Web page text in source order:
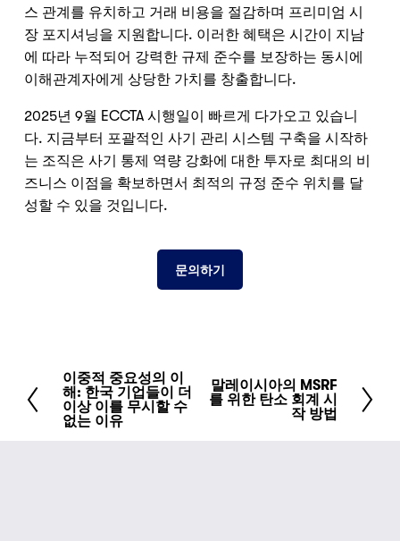
스 관계를 유치하고 거래 비용을 절감하며 프리미엄 시
장 포지셔닝을 지원합니다. 이러한 혜택은 시간이 지남
에 따라 누적되어 강력한 규제 준수를 보장하는 동시에
이해관계자에게 상당한 가치를 창출합니다.
2025년 9월 ECCTA 시행일이 빠르게 다가오고 있습니
다. 지금부터 포괄적인 사기 관리 시스템 구축을 시작하
는 조직은 사기 통제 역량 강화에 대한 투자로 최대의 비
즈니스 이점을 확보하면서 최적의 규정 준수 위치를 달
성할 수 있을 것입니다.
문의하기
이
전
이중적 중요성의 이
해: 한국 기업들이 더
이상 이를 무시할 수
없는 이유
다
음
말레이시아의 MSRF
를 위한 탄소 회계 시
작 방법